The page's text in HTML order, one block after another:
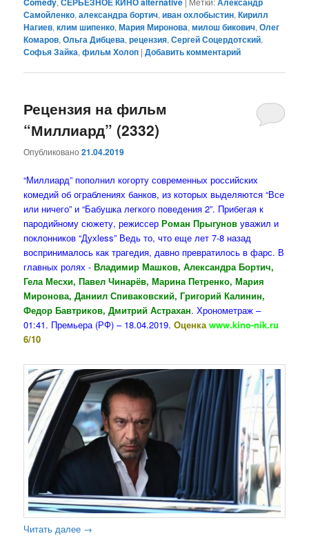
Самойленко,александра бортич,иван охлобыстин,Кирилл
Нагиев,клим шипенко,Мария Миронова,милош бикович,Олег
Комаров,Ольга Дибцева,рецензия,Сергей Соцердотский,
Софья Зайка,фильм Холоп |Добавить комментарий
Рецензия на фильм
“Миллиард” (2332)
Опубликовано21.04.2019
“Миллиард” пополнил когорту современных российских
комедий об ограблениях банков, из которых выделяются “Все
или ничего” и “Бабушка легкого поведения 2”. Прибегая к
пародийному сюжету, режиссерРоман Прыгунов уважил и
поклонников “Духless” Ведь то, что еще лет 7-8 назад
воспринималось как трагедия, давно превратилось в фарс. В
главных ролях -Владимир Машков, Александра Бортич,
Гела Месхи, Павел Чинарёв, Марина Петренко, Мария
Миронова, Даниил Спиваковский, Григорий Калинин,
Федор Бавтриков, Дмитрий Астрахан. Хронометраж –
01:41. Премьера (РФ) – 18.04.2019. Оценкаwww.kino-nik.ru
6/10
Читать далее →